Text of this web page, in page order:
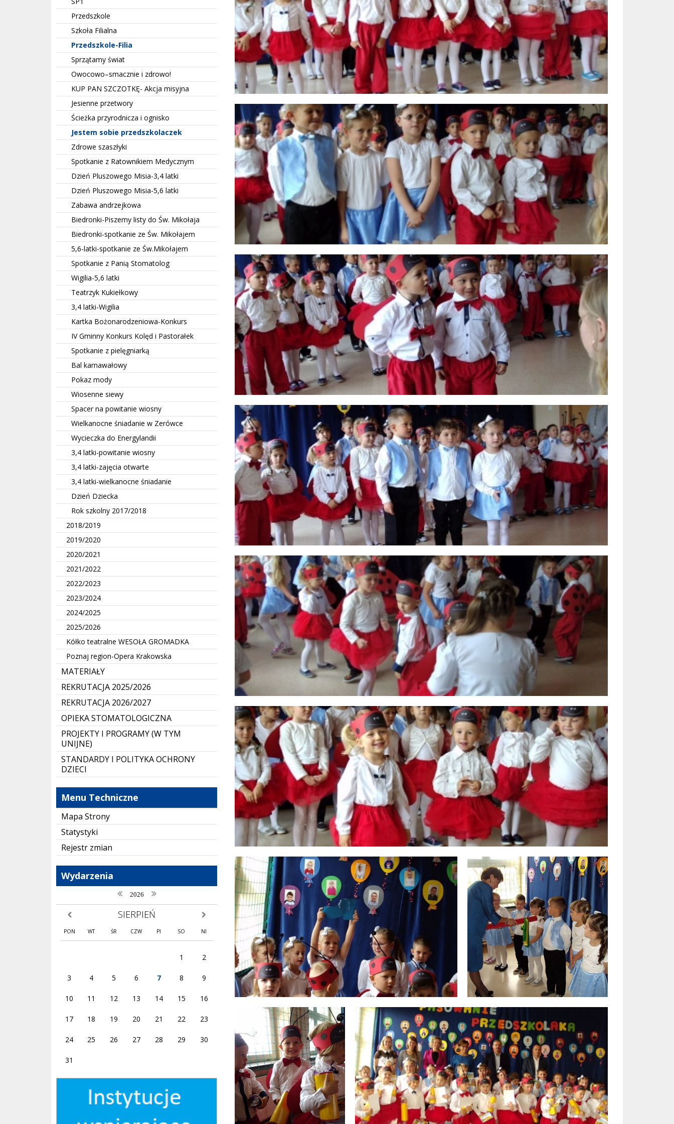
Przedszkole
Szkoła Filialna
Przedszkole-Filia
Sprzątamy świat
Owocowo–smacznie i zdrowo!
KUP PAN SZCZOTKĘ- Akcja misyjna
Jesienne przetwory
Ścieżka przyrodnicza i ognisko
Jestem sobie przedszkolaczek
Zdrowe szaszłyki
Spotkanie z Ratownikiem Medycznym
Dzień Pluszowego Misia-3,4 latki
Dzień Pluszowego Misia-5,6 latki
Zabawa andrzejkowa
Biedronki-Piszemy listy do Św. Mikołaja
Biedronki-spotkanie ze Św. Mikołajem
5,6-latki-spotkanie ze Św.Mikołajem
Spotkanie z Panią Stomatolog
Wigilia-5,6 latki
Teatrzyk Kukiełkowy
3,4 latki-Wigilia
Kartka Bożonarodzeniowa-Konkurs
IV Gminny Konkurs Kolęd i Pastorałek
Spotkanie z pielęgniarką
Bal karnawałowy
Pokaz mody
Wiosenne siewy
Spacer na powitanie wiosny
Wielkanocne śniadanie w Zerówce
Wycieczka do Energylandii
3,4 latki-powitanie wiosny
3,4 latki-zajęcia otwarte
3,4 latki-wielkanocne śniadanie
Dzień Dziecka
Rok szkolny 2017/2018
2018/2019
2019/2020
2020/2021
2021/2022
2022/2023
2023/2024
2024/2025
2025/2026
Kółko teatralne WESOŁA GROMADKA
Poznaj region-Opera Krakowska
MATERIAŁY
REKRUTACJA 2025/2026
REKRUTACJA 2026/2027
OPIEKA STOMATOLOGICZNA
PROJEKTY I PROGRAMY (W TYM
UNIJNE)
STANDARDY I POLITYKA OCHRONY
DZIECI
Menu Techniczne
Mapa Strony
Statystyki
Rejestr zmian
Wydarzenia
poprzedni rok
2026 następny rok
poprzedni miesiąc SIERPIEŃ następny miesiąc
PON WT ŚR CZW PI SO NI
1 2
3 4 5 6 7 8 9
10 11 12 13 14 15 16
17 18 19 20 21 22 23
24 25 26 27 28 29 30
31
Instytucje wspierające